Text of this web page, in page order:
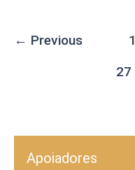
← Previous 1
27
Apoiadores